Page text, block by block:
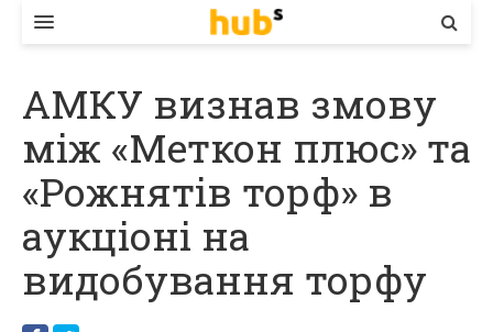
ЕКОНОМІКА
БІЗНЕС
СТАРТЕР
КОНТАКТИ
АМКУ визнав змову
між «Меткон плюс» та
«Рожнятів торф» в
аукціоні на
видобування торфу